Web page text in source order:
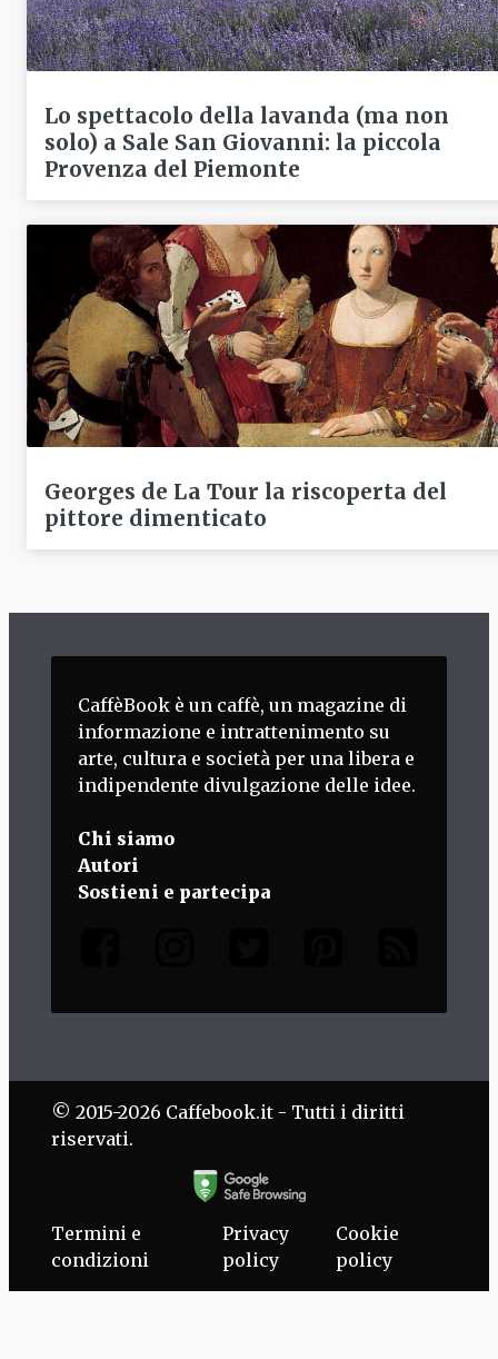
Lo spettacolo della lavanda (ma non
solo) a Sale San Giovanni: la piccola
Provenza del Piemonte
Georges de La Tour la riscoperta del
pittore dimenticato
CaffèBook è un caffè, un magazine di
informazione e intrattenimento su
arte, cultura e società per una libera e
indipendente divulgazione delle idee.
Chi siamo
Autori
Sostieni e partecipa
© 2015-2026 Caffebook.it - Tutti i diritti
riservati.
Termini e
condizioni
Privacy
policy
Cookie
policy